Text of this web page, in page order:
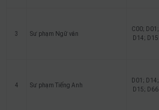
3 Sư phạm Ngữ văn
C00; D01;
D14; D15
4 Sư phạm Tiếng Anh
D01; D14;
D15; D66